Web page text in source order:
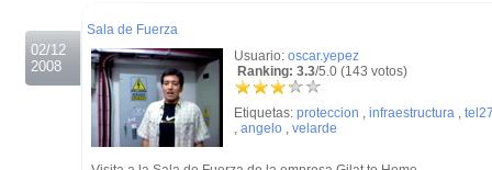
02/12
2008
Sala de Fuerza
Usuario: oscar.yepez
Ranking: 3.3/5.0 (143 votos)
Etiquetas: proteccion , infraestructura ,
, angelo , velarde